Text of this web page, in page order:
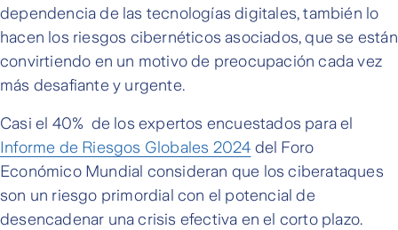
dependencia de las tecnologías digitales, también lo
hacen los riesgos cibernéticos asociados, que se están
convirtiendo en un motivo de preocupación cada vez
más desafiante y urgente.
Casi el 40% de los expertos encuestados para el
Informe de Riesgos Globales 2024 del Foro
Económico Mundial consideran que los ciberataques
son un riesgo primordial con el potencial de
desencadenar una crisis efectiva en el corto plazo.